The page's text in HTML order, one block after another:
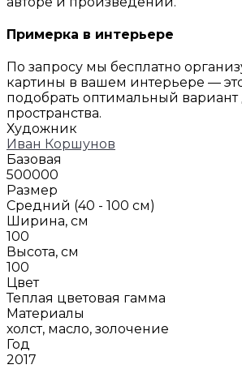
Примерка в интерьере
По запросу мы бесплатно
картины в вашем интерьере —
подобрать оптимальный
пространства.
Художник
Иван Коршунов
Базовая
500000
Размер
Средний (40 - 100 см)
Ширина, см
100
Высота, см
100
Цвет
Теплая цветовая гамма
Материалы
холст, масло, золочение
Год
2017